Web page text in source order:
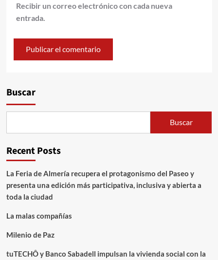
Recibir un correo electrónico con cada nueva
entrada.
Buscar
Buscar
Recent Posts
La Feria de Almería recupera el protagonismo del Paseo y
presenta una edición más participativa, inclusiva y abierta a
toda la ciudad
La malas compañías
Milenio de Paz
tuTECHÔ y Banco Sabadell impulsan la vivienda social con la